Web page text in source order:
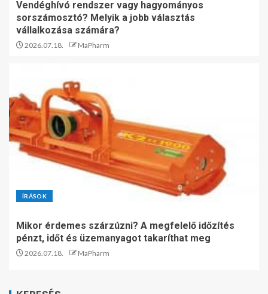
Vendéghívó rendszer vagy hagyományos
sorszámosztó? Melyik a jobb választás
vállalkozása számára?
2026.07.18. MaPharm
ÍRÁSOK
Mikor érdemes szárzúzni? A megfelelő időzítés
pénzt, időt és üzemanyagot takaríthat meg
2026.07.18. MaPharm